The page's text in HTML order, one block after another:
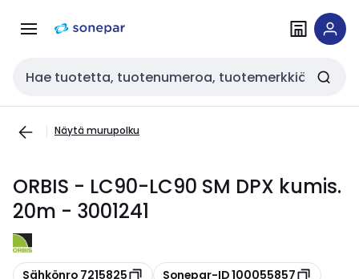
navigointiinsisältöön
Haku
Näytä murupolku
ORBIS - LC90-LC90 SM DPX kumis.
20m - 3001241
Kopioi
Sähkönro 7215825 Kopioi
Sonepar-ID 100055857